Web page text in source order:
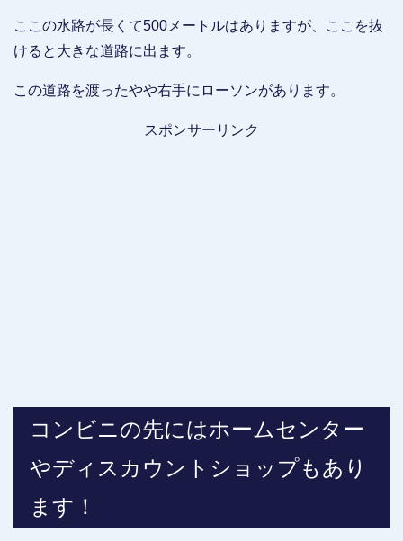
ここの水路が長くて500メートルはありますが、ここを抜
けると大きな道路に出ます。
この道路を渡ったやや右手にローソンがあります。
スポンサーリンク
コンビニの先にはホームセンター
やディスカウントショップもあり
ます！